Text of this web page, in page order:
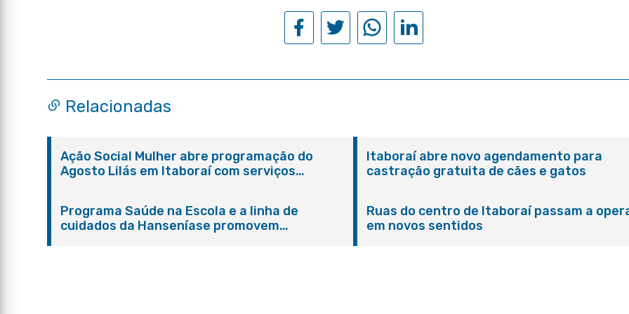
Relacionadas
Ação Social Mulher abre programação do
Agosto Lilás em Itaboraí com serviços
Itaboraí abre novo agendamento para
castração gratuita de cães e gatos
Programa Saúde na Escola e a linha de
cuidados da Hanseníase promovem
Ruas do centro de Itaboraí passam a
em novos sentidos